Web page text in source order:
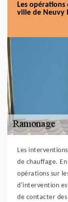
Les
ville de Neuvy
Les
de chauffage.
opérations sur
d'intervention
de contacter